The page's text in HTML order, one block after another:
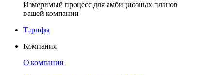
Измеримый процесс для амбициозных планов
вашей компании
Тарифы
Компания
О компании